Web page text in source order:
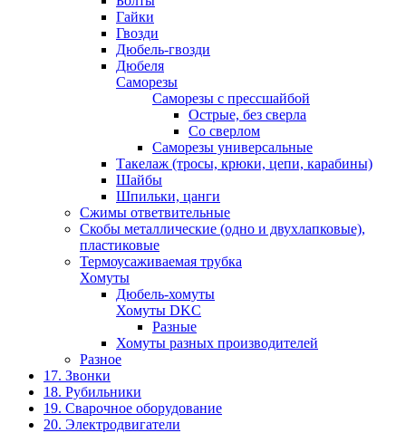
Гайки
Гвозди
Дюбель-гвозди
Дюбеля
Саморезы
Саморезы с прессшайбой
Острые, без сверла
Со сверлом
Саморезы универсальные
Такелаж (тросы, крюки, цепи, карабины)
Шайбы
Шпильки, цанги
Сжимы ответвительные
Скобы металлические (одно и двухлапковые),
пластиковые
Термоусаживаемая трубка
Хомуты
Дюбель-хомуты
Хомуты DKC
Разные
Хомуты разных производителей
Разное
17. Звонки
18. Рубильники
19. Сварочное оборудование
20. Электродвигатели